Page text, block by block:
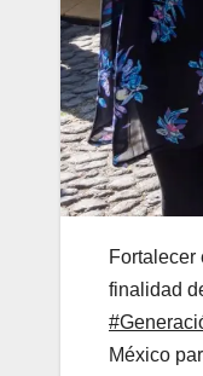
Fortalecer
finalidad
México